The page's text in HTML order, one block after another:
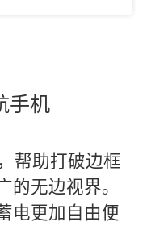
手机
帮助打破边框
的无边视界。
电更加自由便